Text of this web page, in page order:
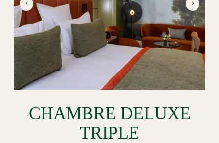
CHAMBRE DELUXE
TRIPLE